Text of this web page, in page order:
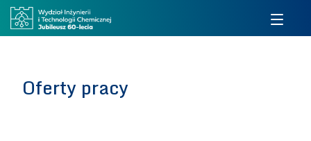
Oferty pracy